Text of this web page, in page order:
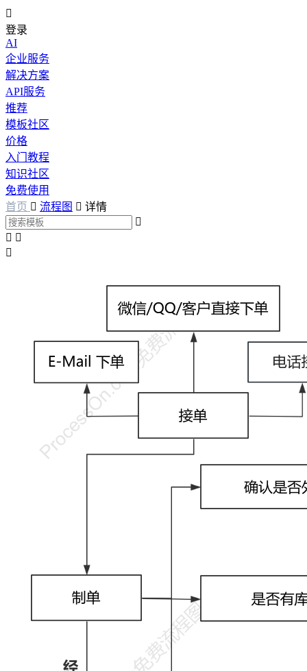

登录
AI
企业服务
解决方案
API服务
推荐
模板社区
价格
入门教程
知识社区
免费使用
首页  流程图  详情

 
